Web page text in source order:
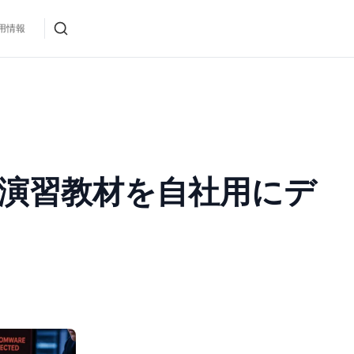
情報
習教材を自社用にデ